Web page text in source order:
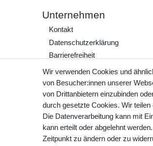
Unternehmen
Kontakt
Daten­schutz­erklärung
Barrierefreiheit
AGB
Impressum
Werde Teil unserer
Community
Wir verwenden Cookies und
von Besucher:innen unserer
von Drittanbietern einzubinden
durch gesetzte Cookies. Wir
Die Datenverarbeitung kann mit
kann erteilt oder abgelehnt
Zeitpunkt zu ändern oder zu